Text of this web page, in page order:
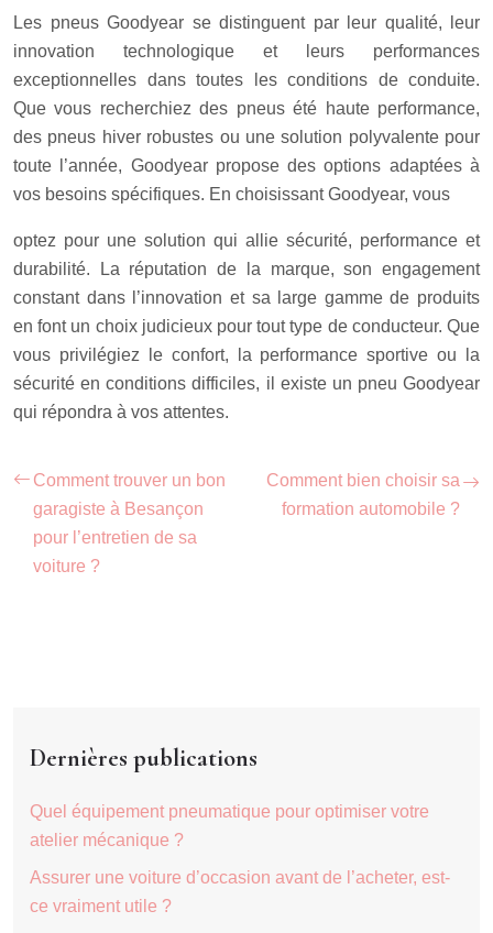
Les pneus Goodyear se distinguent par leur qualité, leur
innovation technologique et leurs performances
exceptionnelles dans toutes les conditions de conduite.
Que vous recherchiez des pneus été haute performance,
des pneus hiver robustes ou une solution polyvalente pour
toute l’année, Goodyear propose des options adaptées à
vos besoins spécifiques. En choisissant Goodyear, vous
optez pour une solution qui allie sécurité, performance et
durabilité. La réputation de la marque, son engagement
constant dans l’innovation et sa large gamme de produits
en font un choix judicieux pour tout type de conducteur. Que
vous privilégiez le confort, la performance sportive ou la
sécurité en conditions difficiles, il existe un pneu Goodyear
qui répondra à vos attentes.
Comment trouver un bon
garagiste à Besançon
pour l’entretien de sa
voiture ?
Comment bien choisir sa
formation automobile ?
Dernières publications
Quel équipement pneumatique pour optimiser votre
atelier mécanique ?
Assurer une voiture d’occasion avant de l’acheter, est-
ce vraiment utile ?